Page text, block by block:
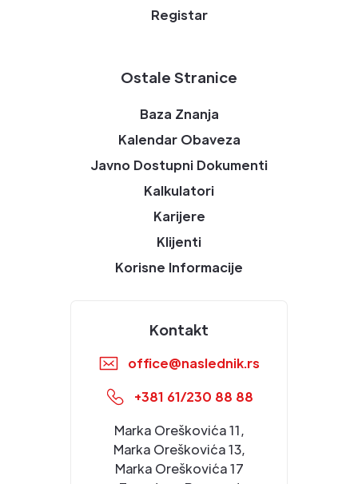
Registar
Ostale Stranice
Baza Znanja
Kalendar Obaveza
Javno Dostupni Dokumenti
Kalkulatori
Karijere
Klijenti
Korisne Informacije
Kontakt
office@naslednik.rs
+381 61/230 88 88
Marka Oreškovića 11,
Marka Oreškovića 13,
Marka Oreškovića 17